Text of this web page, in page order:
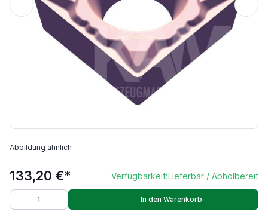
Abbildung ähnlich
133,20 €* Verfügbarkeit:Lieferbar / Abholbereit
In den Warenkorb